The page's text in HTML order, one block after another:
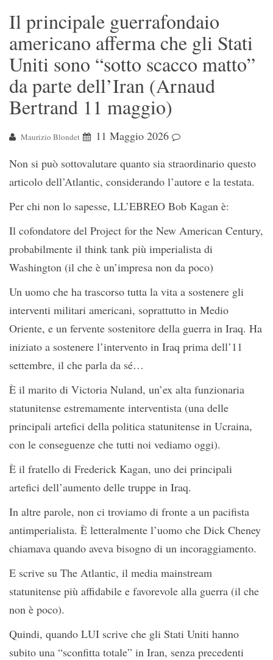
Il principale guerrafondaio
americano afferma che gli Stati
Uniti sono “sotto scacco matto”
da parte dell’Iran (Arnaud
Bertrand 11 maggio)
Maurizio Blondet
11 Maggio 2026
Non si può sottovalutare quanto sia straordinario questo
articolo dell’Atlantic, considerando l’autore e la testata.
Per chi non lo sapesse, LL’EBREO Bob Kagan è:
Il cofondatore del Project for the New American Century,
probabilmente il think tank più imperialista di
Washington (il che è un’impresa non da poco)
Un uomo che ha trascorso tutta la vita a sostenere gli
interventi militari americani, soprattutto in Medio
Oriente, e un fervente sostenitore della guerra in Iraq. Ha
iniziato a sostenere l’intervento in Iraq prima dell’11
settembre, il che parla da sé…
È il marito di Victoria Nuland, un’ex alta funzionaria
statunitense estremamente interventista (una delle
principali artefici della politica statunitense in Ucraina,
con le conseguenze che tutti noi vediamo oggi).
È il fratello di Frederick Kagan, uno dei principali
artefici dell’aumento delle truppe in Iraq.
In altre parole, non ci troviamo di fronte a un pacifista
antimperialista. È letteralmente l’uomo che Dick Cheney
chiamava quando aveva bisogno di un incoraggiamento.
E scrive su The Atlantic, il media mainstream
statunitense più affidabile e favorevole alla guerra (il che
non è poco).
Quindi, quando LUI scrive che gli Stati Uniti hanno
subito una “sconfitta totale” in Iran, senza precedenti